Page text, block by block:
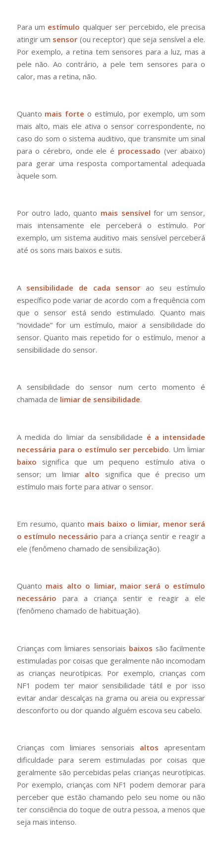
Para um estímulo qualquer ser percebido, ele precisa
atingir um sensor (ou receptor) que seja sensível a ele.
Por exemplo, a retina tem sensores para a luz, mas a
pele não. Ao contrário, a pele tem sensores para o
calor, mas a retina, não.
Quanto mais forte o estímulo, por exemplo, um som
mais alto, mais ele ativa o sensor correspondente, no
caso do som o sistema auditivo, que transmite um sinal
para o cérebro, onde ele é processado (ver abaixo)
para gerar uma resposta comportamental adequada
àquele som.
Por outro lado, quanto mais sensível for um sensor,
mais intensamente ele perceberá o estímulo. Por
exemplo, um sistema auditivo mais sensível perceberá
até os sons mais baixos e sutis.
A sensibilidade de cada sensor ao seu estímulo
específico pode variar de acordo com a frequência com
que o sensor está sendo estimulado. Quanto mais
“novidade” for um estímulo, maior a sensibilidade do
sensor. Quanto mais repetido for o estímulo, menor a
sensibilidade do sensor.
A sensibilidade do sensor num certo momento é
chamada de limiar de sensibilidade.
A medida do limiar da sensibilidade é a intensidade
necessária para o estímulo ser percebido. Um limiar
baixo significa que um pequeno estímulo ativa o
sensor; um limiar alto significa que é preciso um
estímulo mais forte para ativar o sensor.
Em resumo, quanto mais baixo o limiar, menor será
o estímulo necessário para a criança sentir e reagir a
ele (fenômeno chamado de sensibilização).
Quanto mais alto o limiar, maior será o estímulo
necessário para a criança sentir e reagir a ele
(fenômeno chamado de habituação).
Crianças com limiares sensoriais baixos são facilmente
estimuladas por coisas que geralmente não incomodam
as crianças neurotípicas. Por exemplo, crianças com
NF1 podem ter maior sensibilidade tátil e por isso
evitar andar descalças na grama ou areia ou expressar
desconforto ou dor quando alguém escova seu cabelo.
Crianças com limiares sensoriais altos apresentam
dificuldade para serem estimuladas por coisas que
geralmente são percebidas pelas crianças neurotípicas.
Por exemplo, crianças com NF1 podem demorar para
perceber que estão chamando pelo seu nome ou não
ter consciência do toque de outra pessoa, a menos que
seja mais intenso.